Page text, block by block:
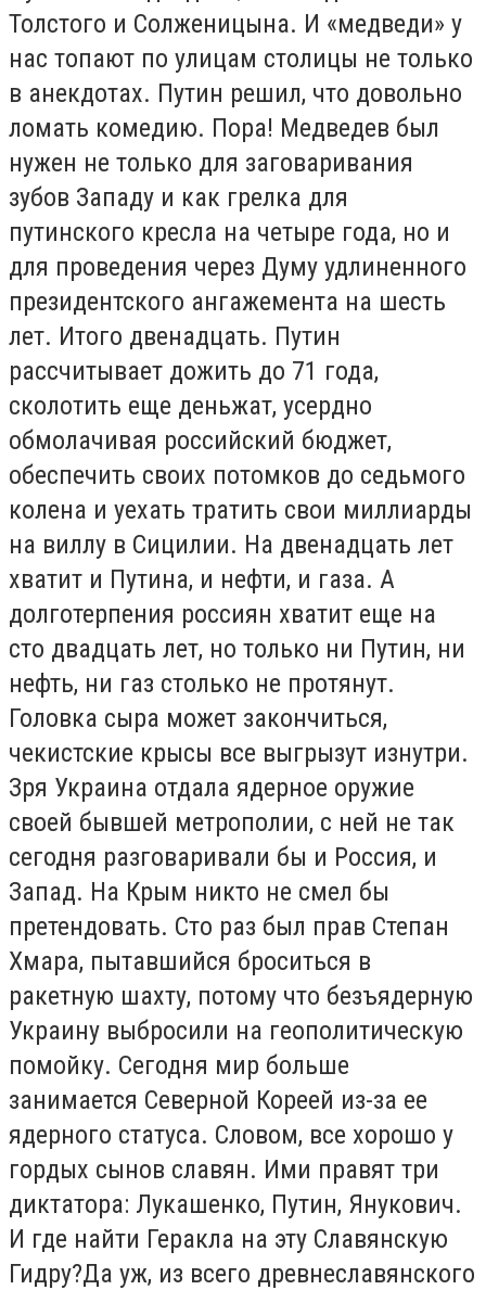
Толстого и Солженицына. И «медведи» у
нас топают по улицам столицы не только
в анекдотах. Путин решил, что довольно
ломать комедию. Пора! Медведев был
нужен не только для заговаривания
зубов Западу и как грелка для
путинского кресла на четыре года, но и
для проведения через Думу удлиненного
президентского ангажемента на шесть
лет. Итого двенадцать. Путин
рассчитывает дожить до 71 года,
сколотить еще деньжат, усердно
обмолачивая российский бюджет,
обеспечить своих потомков до седьмого
колена и уехать тратить свои миллиарды
на виллу в Сицилии. На двенадцать лет
хватит и Путина, и нефти, и газа. А
долготерпения россиян хватит еще на
сто двадцать лет, но только ни Путин, ни
нефть, ни газ столько не протянут.
Головка сыра может закончиться,
чекистские крысы все выгрызут изнутри.
Зря Украина отдала ядерное оружие
своей бывшей метрополии, с ней не так
сегодня разговаривали бы и Россия, и
Запад. На Крым никто не смел бы
претендовать. Сто раз был прав Степан
Хмара, пытавшийся броситься в
ракетную шахту, потому что безъядерную
Украину выбросили на геополитическую
помойку. Сегодня мир больше
занимается Северной Кореей из-за ее
ядерного статуса. Словом, все хорошо у
гордых сынов славян. Ими правят три
диктатора: Лукашенко, Путин, Янукович.
И где найти Геракла на эту Славянскую
Гидру?Да уж, из всего древнеславянского